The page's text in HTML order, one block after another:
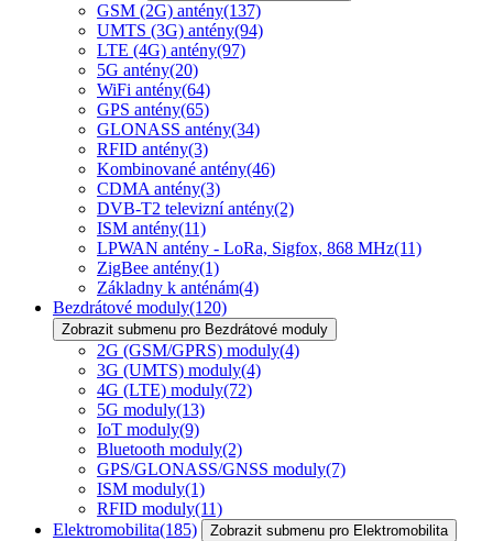
GSM (2G) antény(137)
UMTS (3G) antény(94)
LTE (4G) antény(97)
5G antény(20)
WiFi antény(64)
GPS antény(65)
GLONASS antény(34)
RFID antény(3)
Kombinované antény(46)
CDMA antény(3)
DVB-T2 televizní antény(2)
ISM antény(11)
LPWAN antény - LoRa, Sigfox, 868 MHz(11)
ZigBee antény(1)
Základny k anténám(4)
Bezdrátové moduly(120)
Zobrazit submenu pro Bezdrátové moduly
2G (GSM/GPRS) moduly(4)
3G (UMTS) moduly(4)
4G (LTE) moduly(72)
5G moduly(13)
IoT moduly(9)
Bluetooth moduly(2)
GPS/GLONASS/GNSS moduly(7)
ISM moduly(1)
RFID moduly(11)
Elektromobilita(185) Zobrazit submenu pro Elektromobilita